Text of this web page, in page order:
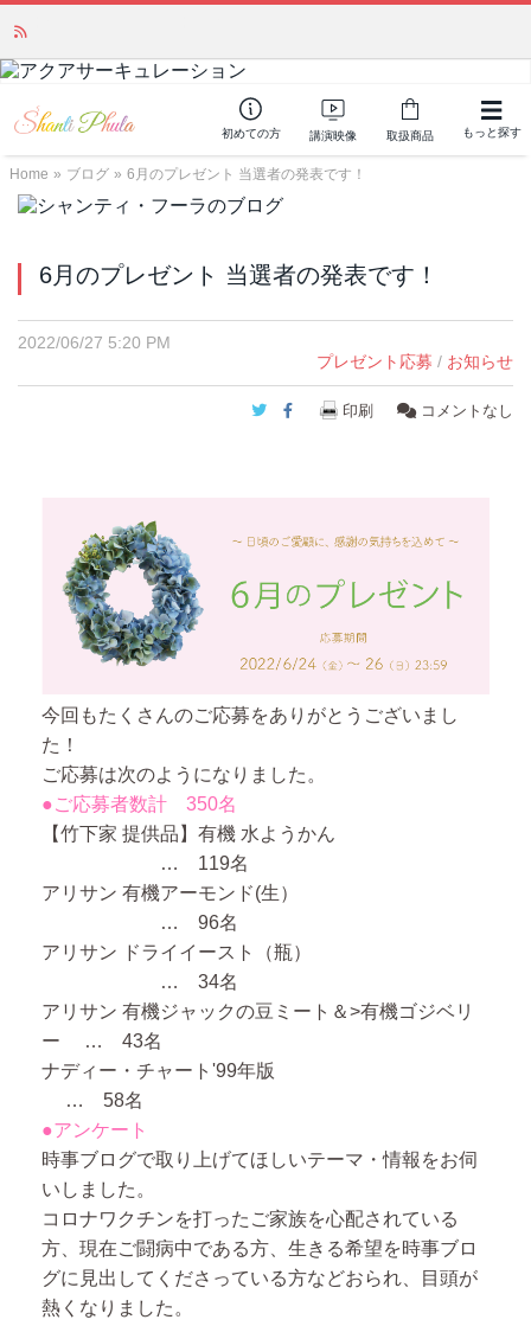
初めての方 講演映像 取扱商品 もっと探す
Home » ブログ » 6月のプレゼント 当選者の発表です！
6月のプレゼント 当選者の発表です！
2022/06/27 5:20 PM
プレゼント応募 / お知らせ
Twitter
Facebook
印刷 コメントなし
今回もたくさんのご応募をありがとうございまし
た！
ご応募は次のようになりました。
●ご応募者数計 350名
【竹下家 提供品】有機 水ようかん
… 119名
アリサン 有機アーモンド(生）
… 96名
アリサン ドライイースト（瓶）
… 34名
アリサン 有機ジャックの豆ミート＆>有機ゴジベリ
ー … 43名
ナディー・チャート'99年版
… 58名
●アンケート
時事ブログで取り上げてほしいテーマ・情報をお伺
いしました。
コロナワクチンを打ったご家族を心配されている
方、現在ご闘病中である方、生きる希望を時事ブロ
グに見出してくださっている方などおられ、目頭が
熱くなりました。